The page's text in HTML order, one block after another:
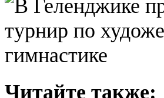
Читайте также: